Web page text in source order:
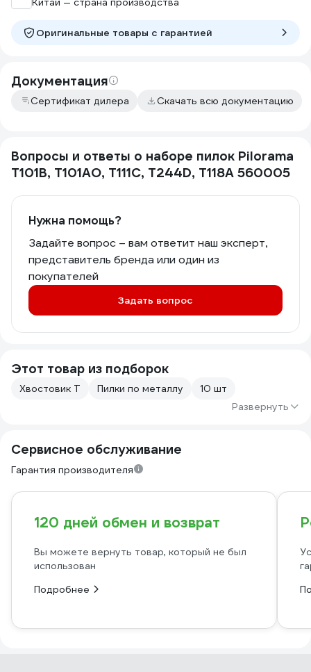
Оригинальные товары c гарантией
Документация
Сертификат дилера Скачать всю документацию
Вопросы и ответы о наборе пилок Pilorama
T101B, T101AO, T111C, T244D, T118A 560005
Нужна помощь?
Задайте вопрос – вам ответит наш эксперт,
представитель бренда или один из
покупателей
Задать вопрос
Этот товар из подборок
Хвостовик Т Пилки по металлу
10 шт
Развернуть
Сервисное обслуживание
Гарантия производителя
120 дней обмен и возврат
Вы можете вернуть товар, который не был
использован
Подробнее